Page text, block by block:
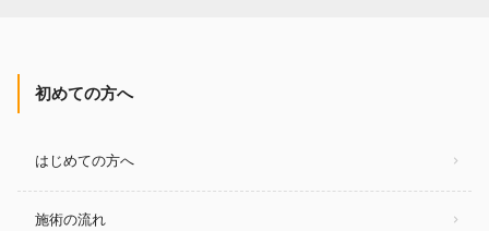
初めての方へ
はじめての方へ
施術の流れ